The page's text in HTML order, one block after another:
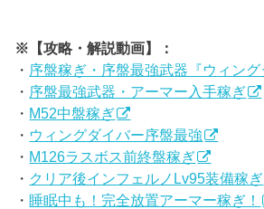
※【攻略・解説動画】：
・ 序盤稼ぎ・序盤最強武器『ウィング
・ 序盤最強武器・アーマー入手稼ぎ
・ M52中盤稼ぎ
・ ウィングダイバー序盤最強
・ M126ラスボス前終盤稼ぎ
・ クリア後インフェルノLv95装備稼ぎ
・睡眠中も！完全放置アーマー稼ぎ！